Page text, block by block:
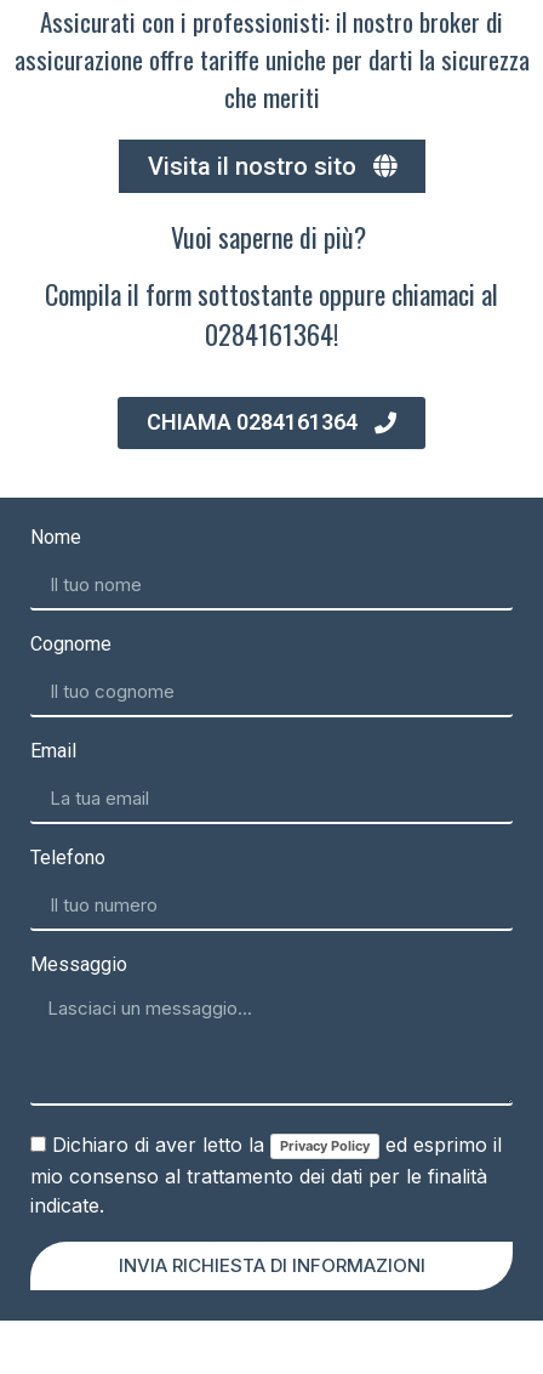
Assicurati con i professionisti: il nostro broker di
assicurazione offre tariffe uniche per darti la sicurezza
che meriti
Visita il nostro sito
Vuoi saperne di più?
Compila il form sottostante oppure chiamaci al
0284161364!
CHIAMA 0284161364
Nome
Cognome
Email
Telefono
Messaggio
Dichiaro di aver letto la Privacy Policy
ed esprimo il
mio consenso al trattamento dei dati per le finalità
indicate.
INVIA RICHIESTA DI INFORMAZIONI